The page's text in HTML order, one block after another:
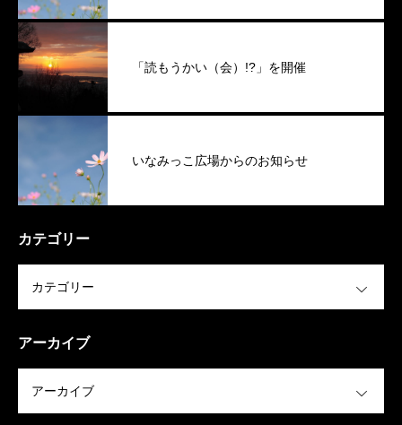
「読もうかい（会）!?」を開催
いなみっこ広場からのお知らせ
カテゴリー
アーカイブ